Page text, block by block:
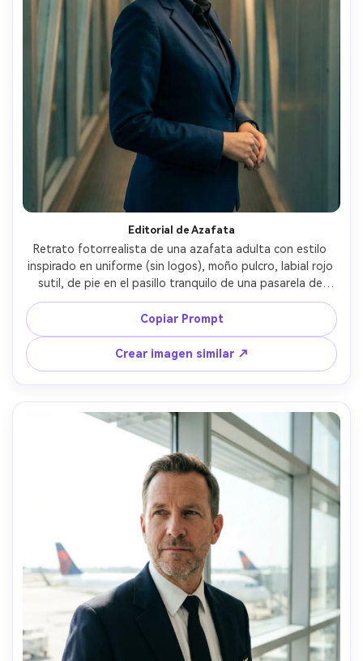
Editorial de Azafata
Retrato fotorrealista de una azafata adulta con estilo
inspirado en uniforme (sin logos), moño pulcro, labial rojo
sutil, de pie en el pasillo tranquilo de una pasarela de
embarque, manos juntas con delicadeza, luz superior
suave con reflejos controlados, Fujifilm GFX100S, 80mm
f/1.7, plano medio-corto, composición simétrica, actitud
profesional y segura, textura realista de la ropa, sombras
naturales, enfoque nítido, alta resolución, gradación
cinematográfica azul-verde y cálida --ar 4:5
Copiar Prompt
Crear imagen similar ↗